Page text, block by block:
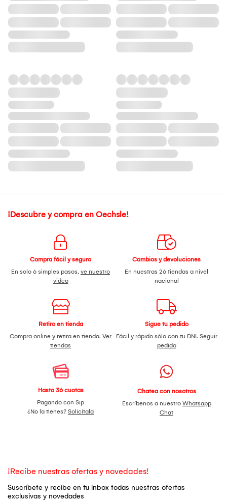
¡Descubre y compra en Oechsle!
Compra fácil y seguro
En solo 6 simples pasos, ve nuestro
video
Cambios y devoluciones
En nuestras 26 tiendas a nivel
nacional
Retiro en tienda
Compra online y retira en tienda. Ver
tiendas
Sigue tu pedido
Fácil y rápido sólo con tu DNI. Seguir
pedido
Hasta 36 cuotas
Pagando con Sip
¿No la tienes? Solicítala
Chatea con nosotros
Escríbenos a nuestro Whatsapp
Chat
¡Recibe nuestras ofertas y novedades!
Suscríbete y recibe en tu inbox todas nuestras ofertas
exclusivas y novedades